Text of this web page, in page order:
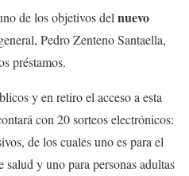
de los objetivos del nuevo
Pedro Zenteno Santaella,
préstamos.
y en retiro el acceso a esta
con 20 sorteos electrónicos:
de los cuales uno es para el
y uno para personas adultas